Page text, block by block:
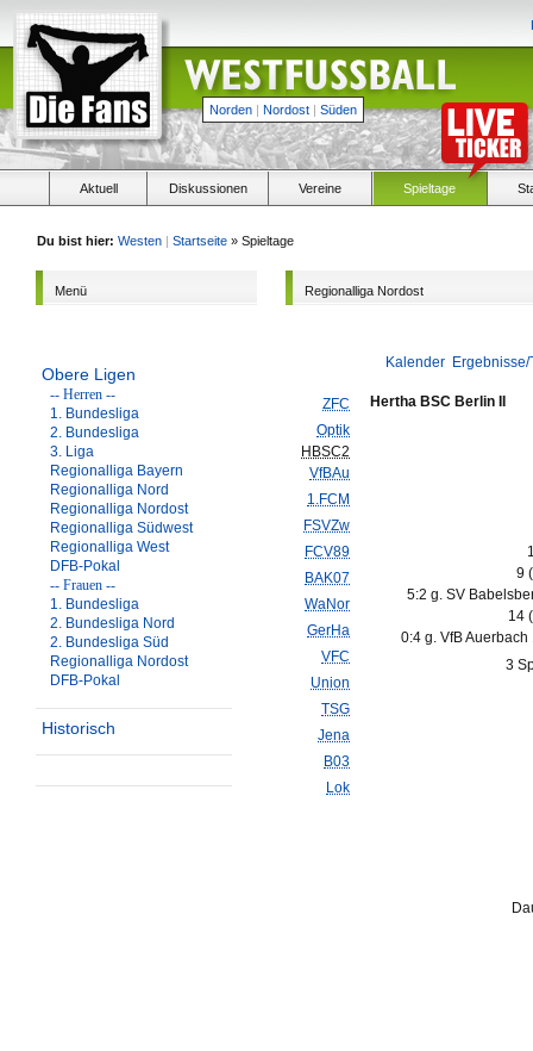
Norden | Nordost | Süden
Aktuell Diskussionen Vereine Spieltage
Du bist hier: Westen | Startseite » Spieltage
Menü
Obere Ligen
-- Herren --
1. Bundesliga
2. Bundesliga
3. Liga
Regionalliga Bayern
Regionalliga Nord
Regionalliga Nordost
Regionalliga Südwest
Regionalliga West
DFB-Pokal
-- Frauen --
1. Bundesliga
2. Bundesliga Nord
2. Bundesliga Süd
Regionalliga Nordost
DFB-Pokal
Historisch
Regionalliga Nordost
Kalender
ZFC
Optik
HBSC2
VfBAu
1.FCM
FSVZw
FCV89
BAK07
WaNor
GerHa
VFC
Union
TSG
Jena
B03
Lok
Hertha BSC Berlin II
9
5:2 g. SV
14
0:4 g. VfB Auerbach
3